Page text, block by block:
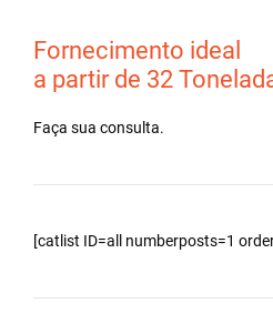
Fornecimento ideal
a partir de 32
Faça sua consulta.
[catlist ID=all numberposts=1